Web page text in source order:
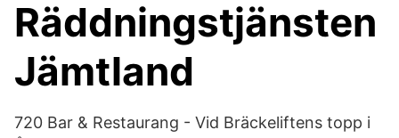
Räddningstjänsten
Jämtland
720 Bar & Restaurang - Vid Bräckeliftens topp i